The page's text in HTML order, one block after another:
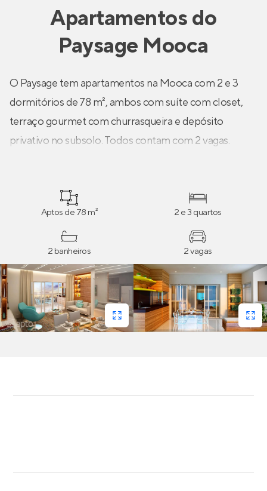
Apartamentosdo
Paysage Mooca
O Paysage tem apartamentos na Mooca com 2 e 3
dormitórios de 78 m², ambos com suíte com closet,
terraço gourmet com churrasqueira e depósito
privativo no subsolo. Todos contam com 2 vagas.
Aptos de 78 m² 2 e 3 quartos
2 banheiros 2 vagas